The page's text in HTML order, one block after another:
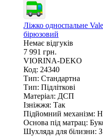
Ліжко односпальне
бірюзовий
Немає відгуків
7 991 грн.
VIORINA-DEKO
Код: 24340
Тип: Стандартна
Тип: Підліткові
Матеріал: ДСП
Ізніжжя: Так
Підйомний механізм:
Основа під матрац:
Шухляда для білизни: